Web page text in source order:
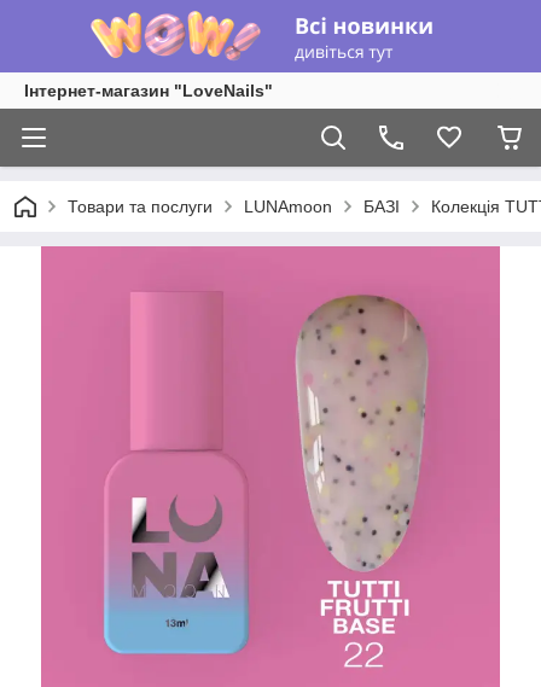
Інтернет-магазин "LoveNails"
Товари та послуги LUNAmoon БАЗІ Колекція